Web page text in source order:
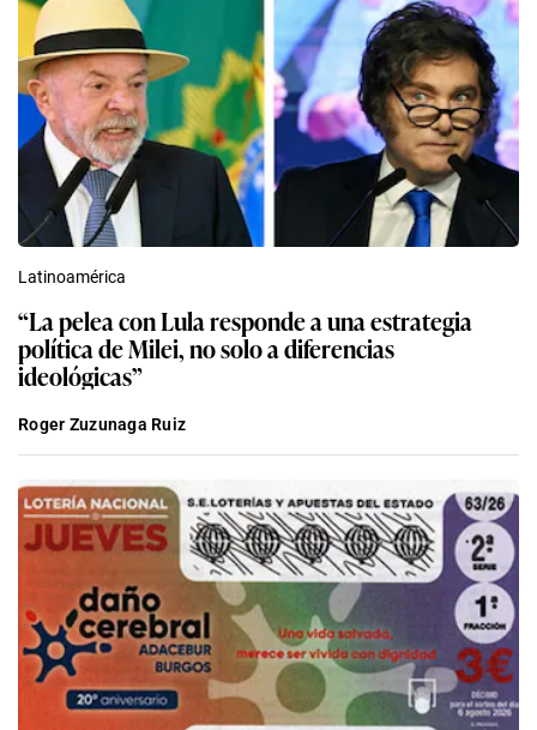
Latinoamérica
“La pelea con Lula responde a una estrategia
política de Milei, no solo a diferencias
ideológicas”
Roger Zuzunaga Ruiz